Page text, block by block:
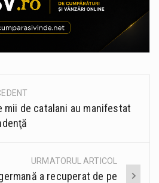
mii de catalani au manifestat
URMATORUL ARTICOL
a recuperat de pe